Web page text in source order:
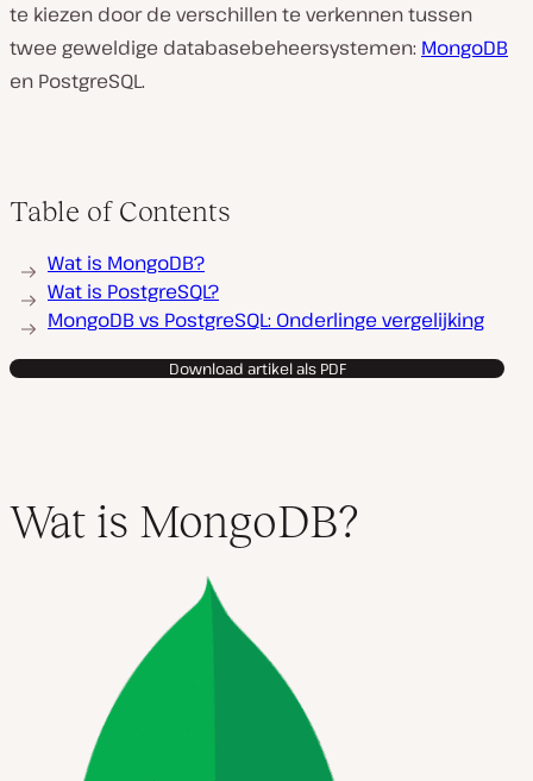
te kiezen door de verschillen te verkennen tussen
twee geweldige databasebeheersystemen: MongoDB
en PostgreSQL.
Table of Contents
Wat is MongoDB?
Wat is PostgreSQL?
MongoDB vs PostgreSQL: Onderlinge vergelijking
Download artikel als PDF
Wat is MongoDB?